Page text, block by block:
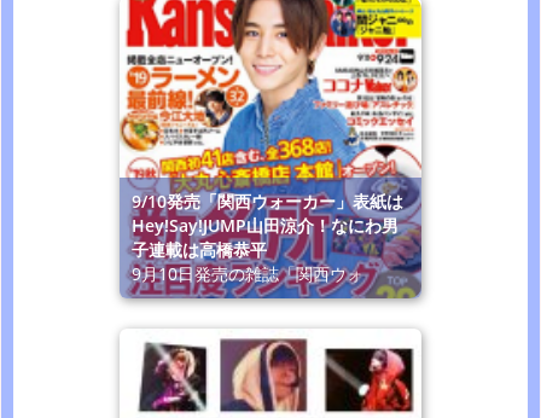
9/10発売「関西ウォーカー」表紙は
Hey!Say!JUMP山田涼介！なにわ男
子連載は高橋恭平
9月10日発売の雑誌「関西ウォ